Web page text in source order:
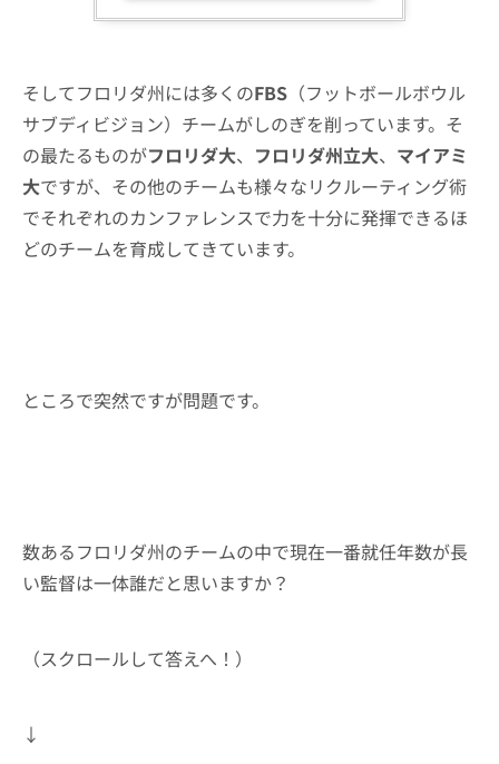
そしてフロリダ州には多くのFBS （フットボールボウル
サブディビジョン）チームがしのぎを削っています。そ
の最たるものがフロリダ大、 フロリダ州立大、 マイアミ
大ですが、その他のチームも様々なリクルーティング術
でそれぞれのカンファレンスで力を十分に発揮できるほ
どのチームを育成してきています。
ところで突然ですが問題です。
数あるフロリダ州のチームの中で現在一番就任年数が長
い監督は一体誰だと思いますか？
（スクロールして答えへ！）
↓